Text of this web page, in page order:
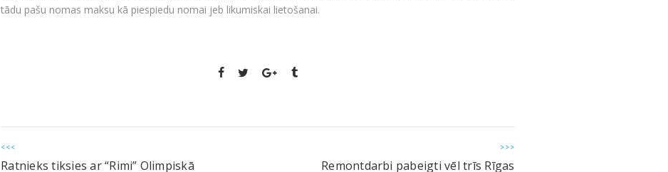
tādu pašu nomas maksu kā piespiedu nomai jeb likumiskai lietošanai.
<<<
Ratnieks tiksies ar “Rimi” Olimpiskā
>>>
Remontdarbi pabeigti vēl trīs Rīgas